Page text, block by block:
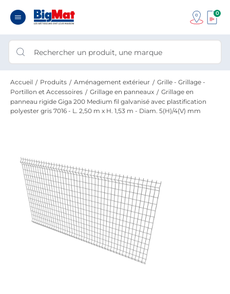
0
Accueil Produits Aménagement extérieur
Grille - Grillage -
Portillon et Accessoires
Grillage en panneaux
Grillage en
panneau rigide Giga 200 Medium fil galvanisé avec plastification
polyester gris 7016 - L. 2,50 m x H. 1,53 m - Diam. 5(H)/4(V) mm